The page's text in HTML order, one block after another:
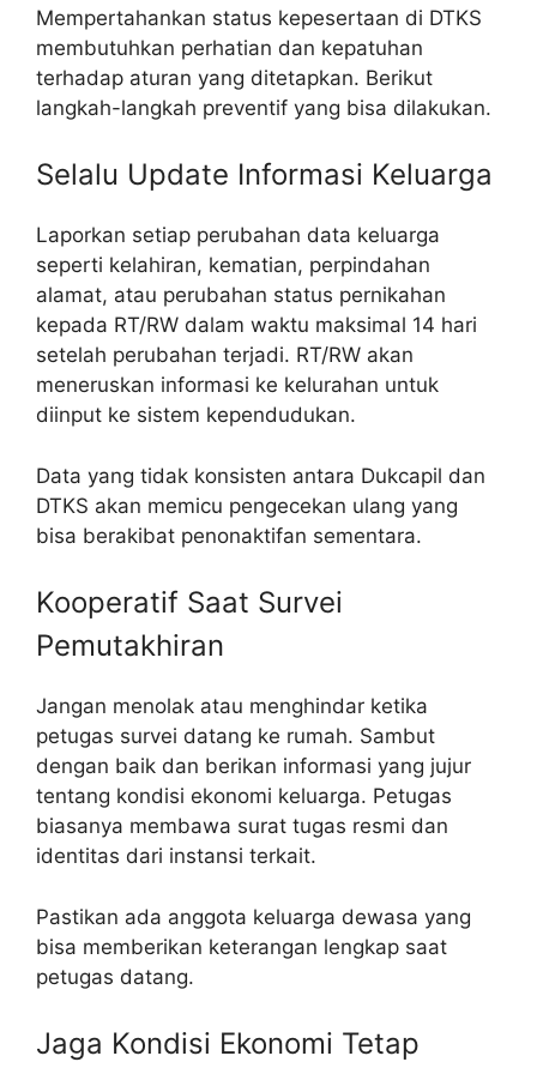
Mempertahankan status kepesertaan di DTKS
membutuhkan perhatian dan kepatuhan
terhadap aturan yang ditetapkan. Berikut
langkah-langkah preventif yang bisa dilakukan.
Selalu Update Informasi Keluarga
Laporkan setiap perubahan data keluarga
seperti kelahiran, kematian, perpindahan
alamat, atau perubahan status pernikahan
kepada RT/RW dalam waktu maksimal 14 hari
setelah perubahan terjadi. RT/RW akan
meneruskan informasi ke kelurahan untuk
diinput ke sistem kependudukan.
Data yang tidak konsisten antara Dukcapil dan
DTKS akan memicu pengecekan ulang yang
bisa berakibat penonaktifan sementara.
Kooperatif Saat Survei
Pemutakhiran
Jangan menolak atau menghindar ketika
petugas survei datang ke rumah. Sambut
dengan baik dan berikan informasi yang jujur
tentang kondisi ekonomi keluarga. Petugas
biasanya membawa surat tugas resmi dan
identitas dari instansi terkait.
Pastikan ada anggota keluarga dewasa yang
bisa memberikan keterangan lengkap saat
petugas datang.
Jaga Kondisi Ekonomi Tetap